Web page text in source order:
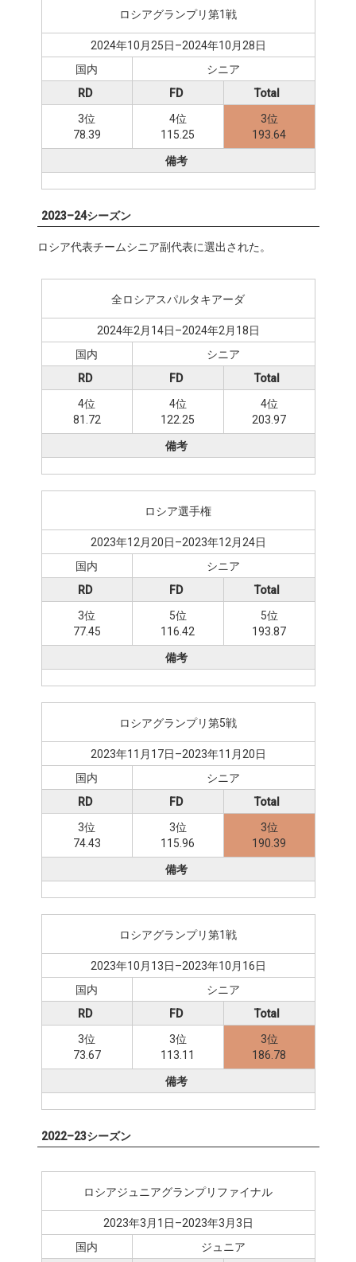
ロシアグランプリ第1戦
2024年10月25日–2024年10月28日
国内
シニア
RD
3位
78.39
FD
4位
115.25
Total
3位
193.64
備考
2023–24シーズン
ロシア代表チームシニア副代表に選出された。
全ロシアスパルタキアーダ
2024年2月14日–2024年2月18日
国内
シニア
RD
4位
81.72
FD
4位
122.25
Total
4位
203.97
備考
ロシア選手権
2023年12月20日–2023年12月24日
国内
シニア
RD
3位
77.45
FD
5位
116.42
Total
5位
193.87
備考
ロシアグランプリ第5戦
2023年11月17日–2023年11月20日
国内
シニア
RD
3位
74.43
FD
3位
115.96
Total
3位
190.39
備考
ロシアグランプリ第1戦
2023年10月13日–2023年10月16日
国内
シニア
RD
3位
73.67
FD
3位
113.11
Total
3位
186.78
備考
2022–23シーズン
ロシアジュニアグランプリファイナル
2023年3月1日–2023年3月3日
国内
ジュニア